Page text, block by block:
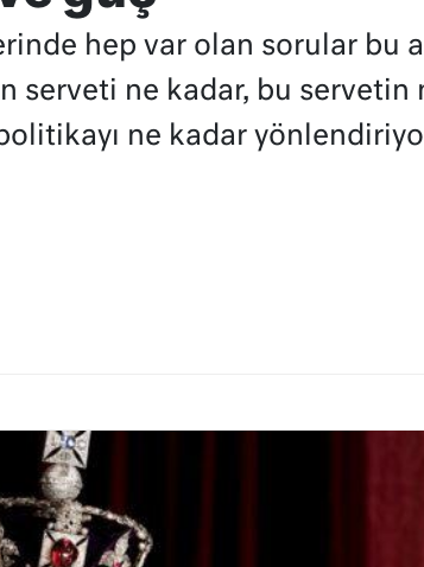
hep var olan sorular bu
serveti ne kadar, bu servetin
ne kadar